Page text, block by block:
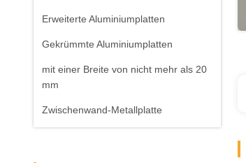
Erweiterte Aluminiumplatten
Gekrümmte Aluminiumplatten
mit einer Breite von nicht mehr als 20
mm
Zwischenwand-Metallplatte